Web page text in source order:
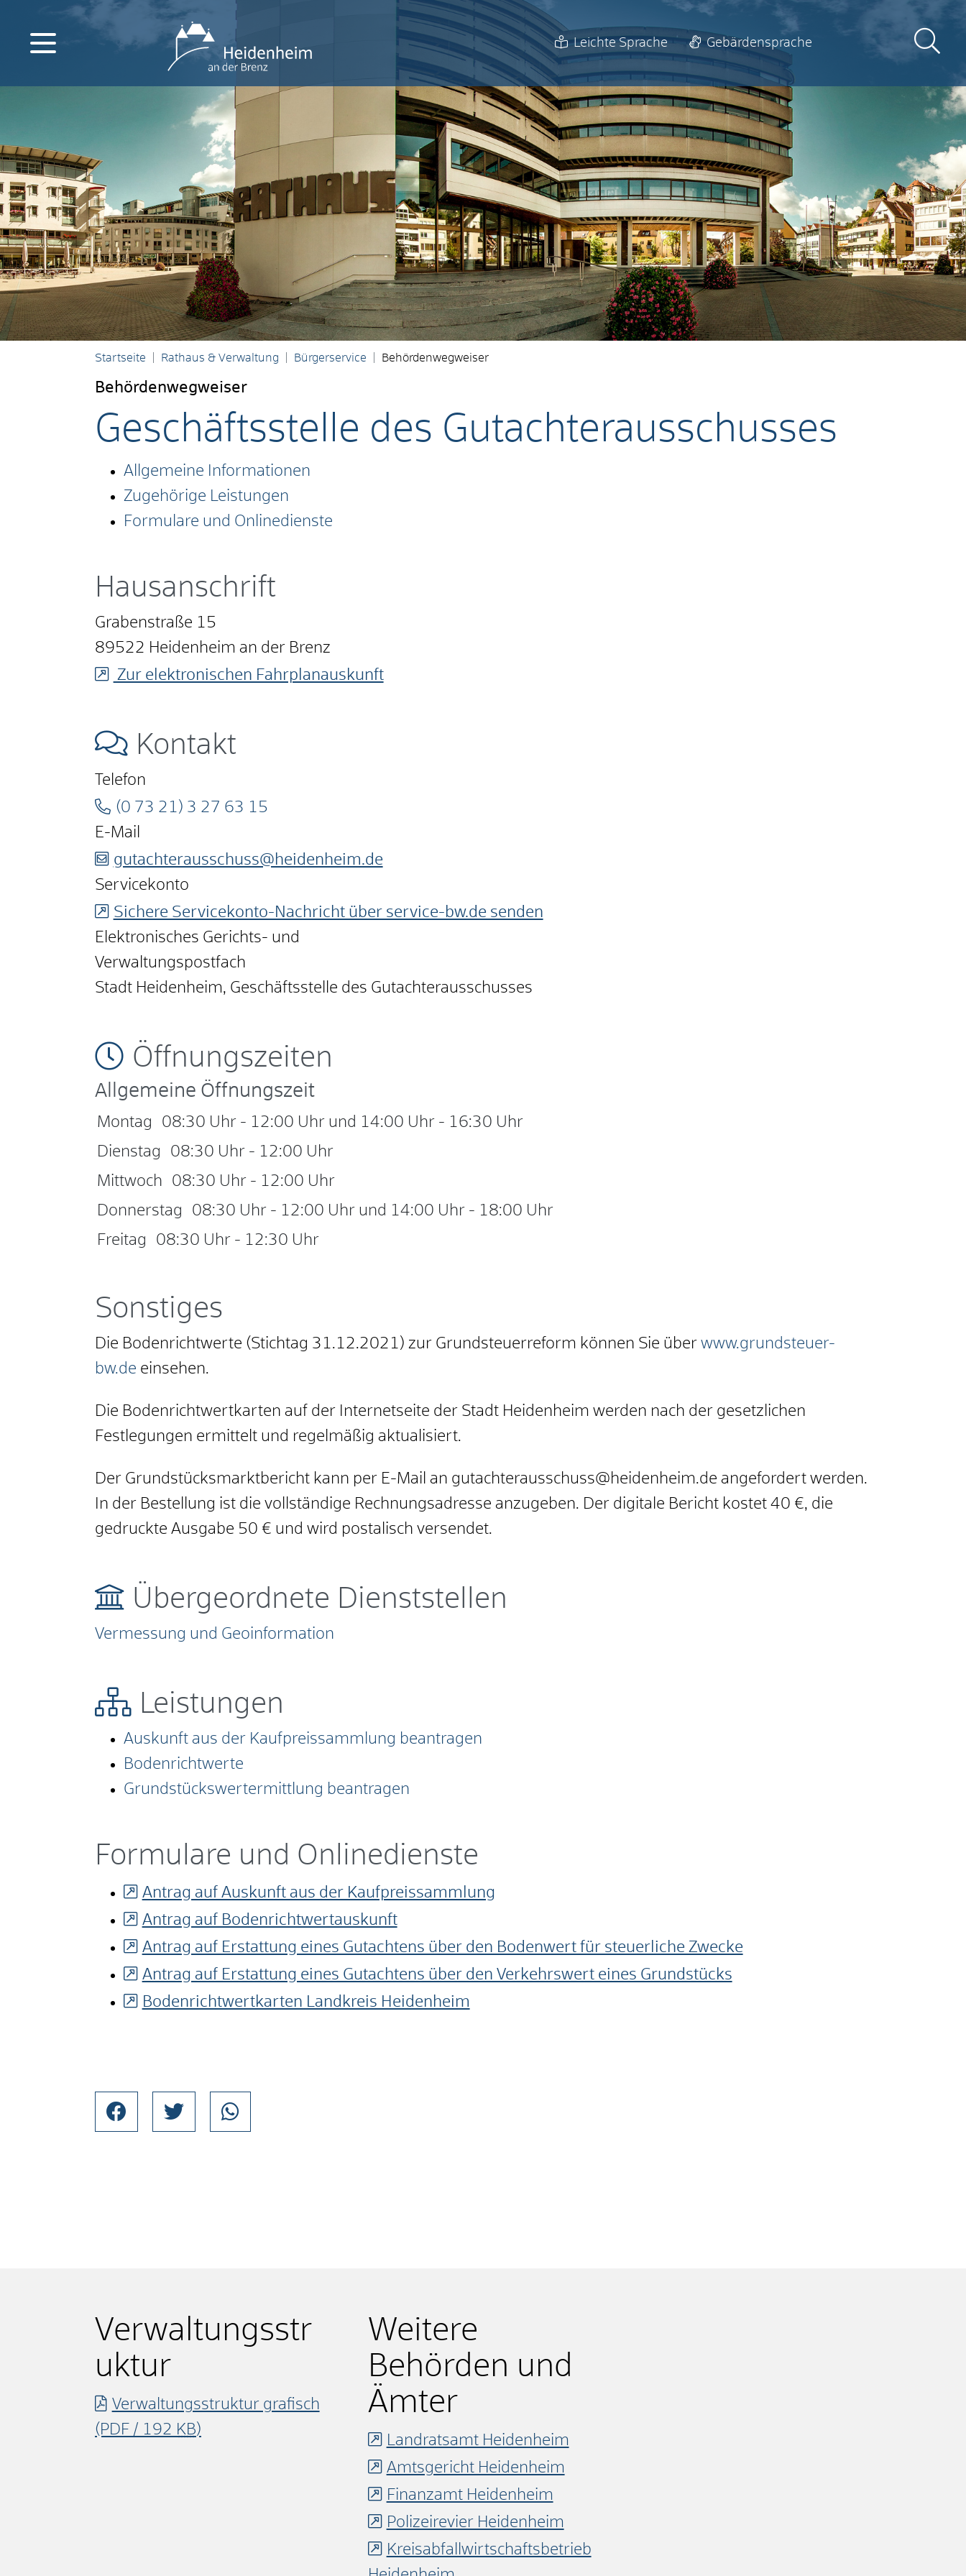
Leichte Sprache Gebärdensprache
Startseite Rathaus & Verwaltung Bürgerservice Behördenwegweiser
Behördenwegweiser
Geschäftsstelle des Gutachterausschusses
Allgemeine Informationen
Zugehörige Leistungen
Formulare und Onlinedienste
Hausanschrift
Grabenstraße 15
89522 Heidenheim an der Brenz
Zur elektronischen Fahrplanauskunft
Kontakt
Telefon
(0 73 21) 3 27 63 15
E-Mail
gutachterausschuss@heidenheim.de
Servicekonto
Sichere Servicekonto-Nachricht über service-bw.de senden
Elektronisches Gerichts- und
Verwaltungspostfach
Stadt Heidenheim, Geschäftsstelle des Gutachterausschusses
Öffnungszeiten
Allgemeine Öffnungszeit
Montag 08:30 Uhr - 12:00 Uhr und 14:00 Uhr - 16:30 Uhr
Dienstag
08:30 Uhr - 12:00 Uhr
Mittwoch
08:30 Uhr - 12:00 Uhr
Donnerstag
08:30 Uhr - 12:00 Uhr und 14:00 Uhr - 18:00 Uhr
Freitag
08:30 Uhr - 12:30 Uhr
Sonstiges
Die Bodenrichtwerte (Stichtag 31.12.2021) zur Grundsteuerreform können Sie über www.grundsteuer-
bw.de einsehen.
Die Bodenrichtwertkarten auf der Internetseite der Stadt Heidenheim werden nach der gesetzlichen
Festlegungen ermittelt und regelmäßig aktualisiert.
Der Grundstücksmarktbericht kann per E-Mail an gutachterausschuss@heidenheim.de angefordert werden.
In der Bestellung ist die vollständige Rechnungsadresse anzugeben. Der digitale Bericht kostet 40 €, die
gedruckte Ausgabe 50 € und wird postalisch versendet.
Übergeordnete Dienststellen
Vermessung und Geoinformation
Leistungen
Auskunft aus der Kaufpreissammlung beantragen
Bodenrichtwerte
Grundstückswertermittlung beantragen
Formulare und Onlinedienste
Antrag auf Auskunft aus der Kaufpreissammlung
Antrag auf Bodenrichtwertauskunft
Antrag auf Erstattung eines Gutachtens über den Bodenwert für steuerliche Zwecke
Antrag auf Erstattung eines Gutachtens über den Verkehrswert eines Grundstücks
Bodenrichtwertkarten Landkreis Heidenheim
Verwaltungsstr
uktur
Verwaltungsstruktur grafisch
(PDF / 192 KB)
Weitere
Behörden und
Ämter
Landratsamt Heidenheim
Amtsgericht Heidenheim
Finanzamt Heidenheim
Polizeirevier Heidenheim
Kreisabfallwirtschaftsbetrieb